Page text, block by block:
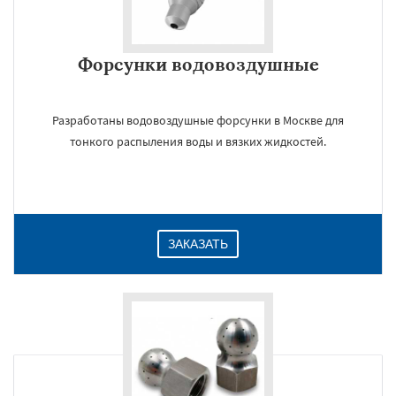
Форсунки водовоздушные
Разработаны водовоздушные форсунки в Москве для
тонкого распыления воды и вязких жидкостей.
ЗАКАЗАТЬ